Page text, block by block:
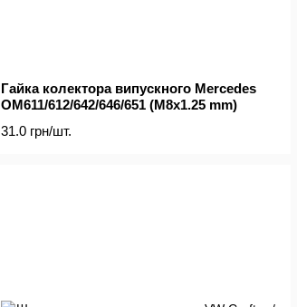
Гайка колектора випускного Mercedes
OM611/612/642/646/651 (M8x1.25 mm)
31.0 грн/шт.